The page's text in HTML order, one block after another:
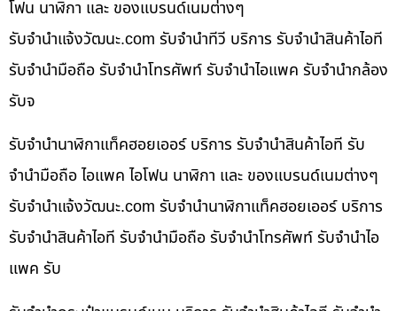
โฟน นาฬิกา และ ของแบรนด์เนมต่างๆ
รับจํานําแจ้งวัฒนะ.com รับจำนำทีวี บริการ รับจำนำสินค้าไอที
รับจำนำมือถือ รับจำนำโทรศัพท์ รับจำนำไอแพค รับจำนำกล้อง
รับจ
รับจำนำนาฬิกาแท็คฮอยเออร์ บริการ รับจำนำสินค้าไอที รับ
จำนำมือถือ ไอแพค ไอโฟน นาฬิกา และ ของแบรนด์เนมต่างๆ
รับจํานําแจ้งวัฒนะ.com รับจำนำนาฬิกาแท็คฮอยเออร์ บริการ
รับจำนำสินค้าไอที รับจำนำมือถือ รับจำนำโทรศัพท์ รับจำนำไอ
แพค รับ